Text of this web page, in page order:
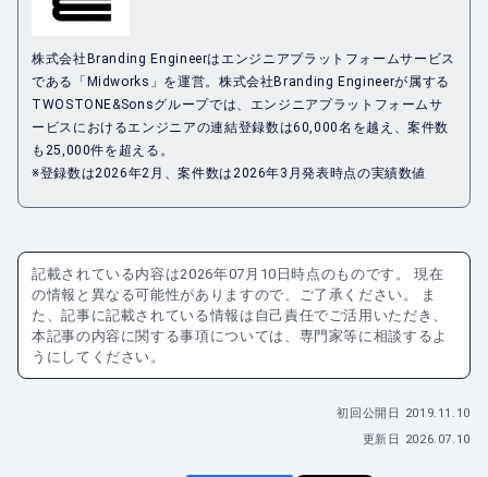
株式会社Branding Engineerはエンジニアプラットフォームサービス
である「Midworks」を運営。株式会社Branding Engineerが属する
TWOSTONE&Sonsグループでは、エンジニアプラットフォームサ
ービスにおけるエンジニアの連結登録数は60,000名を越え、案件数
も25,000件を超える。
※登録数は2026年2月、案件数は2026年3月発表時点の実績数値
記載されている内容は2026年07月10日 時点のものです。 現在
の情報と異なる可能性がありますので、ご了承ください。 ま
た、記事に記載されている情報は自己責任でご活用いただき、
本記事の内容に関する事項については、専門家等に相談するよ
うにしてください。
初回公開日
2019.11.10
更新日
2026.07.10